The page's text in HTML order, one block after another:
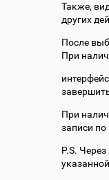
Также,
других
После
При
При
записи
P.S.